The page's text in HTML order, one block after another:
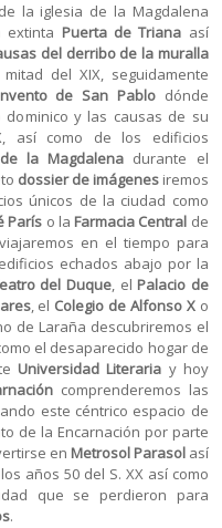
la iglesia de la Magdalena
extinta Puerta de Triana así
del derribo de la muralla
del XIX, seguidamente
de San Pablodónde
dominico y las causas de su
así como de los edificios
la Magdalena durante el
dossier de imágenes iremos
únicos de la ciudad como
París o la Farmacia Central de
viajaremos en el tiempo para
echados abajo por la
del Duque, el Palacio de
, el Colegio de Alfonso Xo
de Laraña descubriremos el
el desaparecido hogar de
Universidad Literaria y hoy
comprenderemos las
este céntrico espacio de
de la Encarnación por parte
en Metrosol Parasolasí
años 50 del S. XX así como
que se perdieron para
.